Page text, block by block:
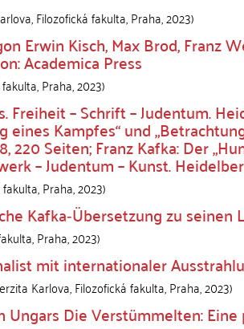
Filozofická fakulta,Praha,2023)
Erwin Kisch, Max Brod, Franz
Academica Press
,Praha,2023)
Freiheit – Schrift – Judentum.
eines Kampfes“ und
Seiten; Franz Kafka: Der
– Judentum – Kunst.
,Praha,2023)
Kafka‑Übersetzung zu seinen
,Praha,2023)
mit internationaler
Karlova, Filozofická fakulta,Praha,2023)
Die Verstümmelten: